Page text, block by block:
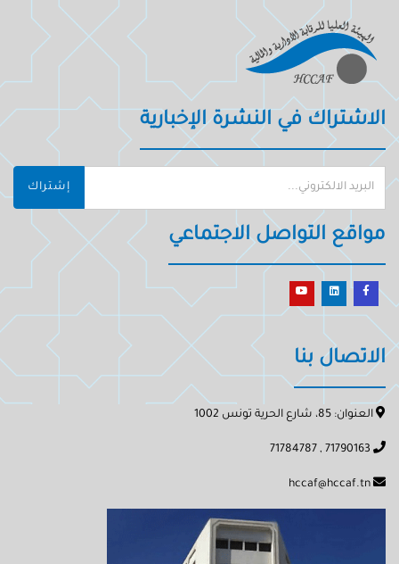
الاشتراك في النشرة الإخبارية
إشتراك
مواقع التواصل الاجتماعي
الاتصال بنا
العنوان: 85، شارع الحرية تونس 1002